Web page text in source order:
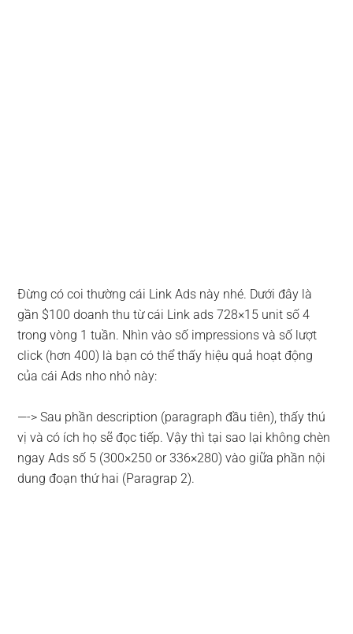
Đừng có coi thường cái Link Ads này nhé. Dưới đây là
gần $100 doanh thu từ cái Link ads 728×15 unit số 4
trong vòng 1 tuần. Nhìn vào số impressions và số lượt
click (hơn 400) là bạn có thể thấy hiệu quả hoạt động
của cái Ads nho nhỏ này:
—-> Sau phần description (paragraph đầu tiên), thấy thú
vị và có ích họ sẽ đọc tiếp. Vậy thì tại sao lại không chèn
ngay Ads số 5 (300×250 or 336×280) vào giữa phần nội
dung đoạn thứ hai (Paragrap 2).